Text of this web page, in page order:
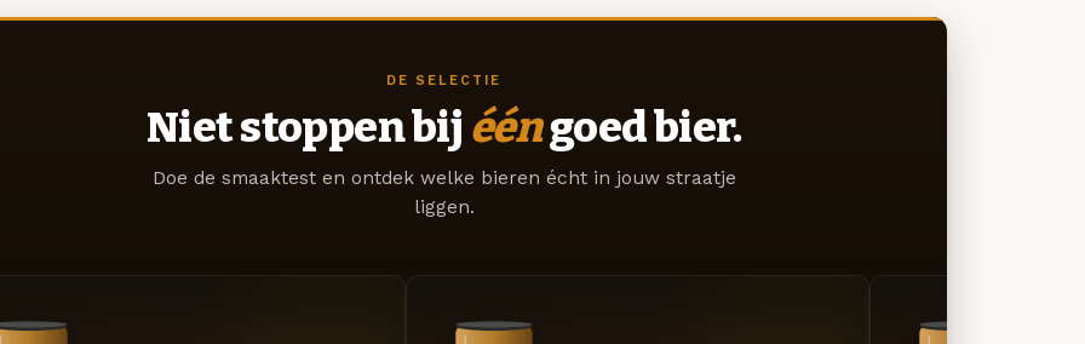
DE SELECTIE
Niet stoppen bij ééngoed bier.
Doe de smaaktest en ontdek welke bieren écht in jouw straatje
liggen.